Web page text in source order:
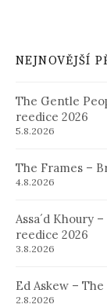
NEJNOVĚJŠÍ
The Gentle
reedice 2026
5.8.2026
The Frames –
4.8.2026
Assa´d Khoury
reedice 2026
3.8.2026
Ed Askew –
2.8.2026